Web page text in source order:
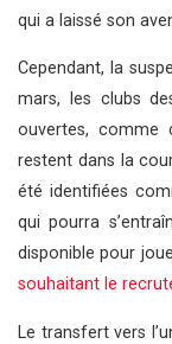
qui a laissé son
Cependant, la
mars, les clubs
ouvertes, comme
restent dans la
été identifiées
qui pourra
disponible pour
souhaitant le
Le transfert vers